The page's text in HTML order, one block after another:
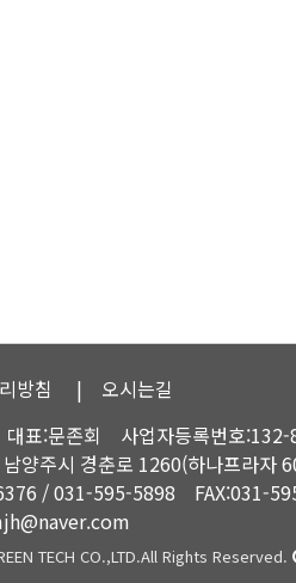
방침
| 오시는길
표:문존회 사업자등록번호
양주시 경춘로 1260(하나프라자
/ 031-595-5898 FAX:031-
TECH CO.,LTD.All Rights Reserved.